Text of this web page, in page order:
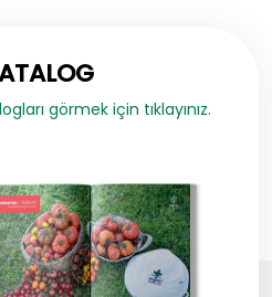
görmek için tıklayınız.